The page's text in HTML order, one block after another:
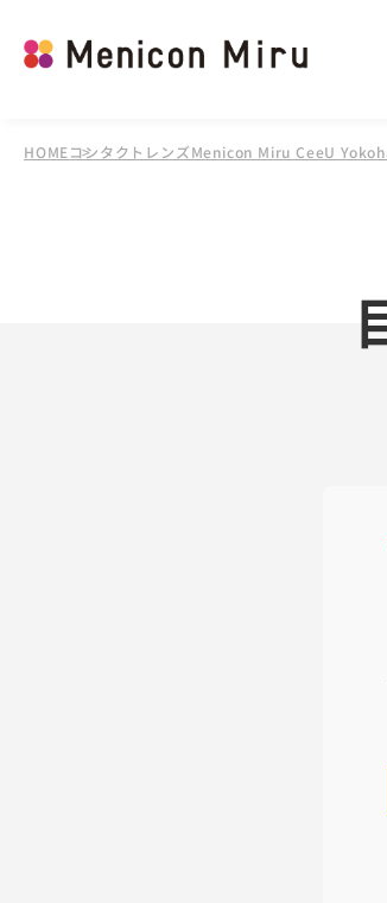
HOMEコンタクトレンズMenicon Miru CeeU